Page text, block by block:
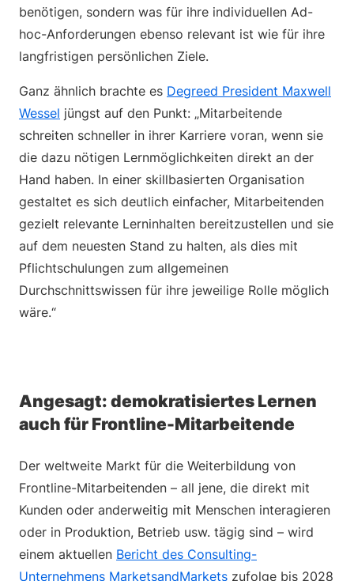
benötigen, sondern was für ihre individuellen Ad-
hoc-Anforderungen ebenso relevant ist wie für ihre
langfristigen persönlichen Ziele.
Ganz ähnlich brachte es Degreed President Maxwell
Wessel jüngst auf den Punkt: „Mitarbeitende
schreiten schneller in ihrer Karriere voran, wenn sie
die dazu nötigen Lernmöglichkeiten direkt an der
Hand haben. In einer skillbasierten Organisation
gestaltet es sich deutlich einfacher, Mitarbeitenden
gezielt relevante Lerninhalten bereitzustellen und sie
auf dem neuesten Stand zu halten, als dies mit
Pflichtschulungen zum allgemeinen
Durchschnittswissen für ihre jeweilige Rolle möglich
wäre.“
Angesagt: demokratisiertes Lernen
auch für Frontline-Mitarbeitende
Der weltweite Markt für die Weiterbildung von
Frontline-Mitarbeitenden – all jene, die direkt mit
Kunden oder anderweitig mit Menschen interagieren
oder in Produktion, Betrieb usw. tägig sind – wird
einem aktuellen Bericht des Consulting-
Unternehmens MarketsandMarkets zufolge bis 2028